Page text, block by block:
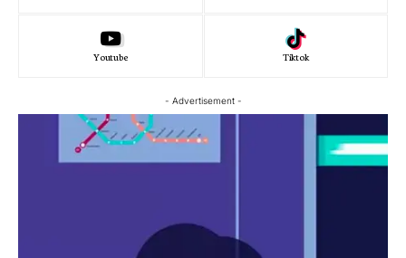
Youtube Tiktok
- Advertisement -